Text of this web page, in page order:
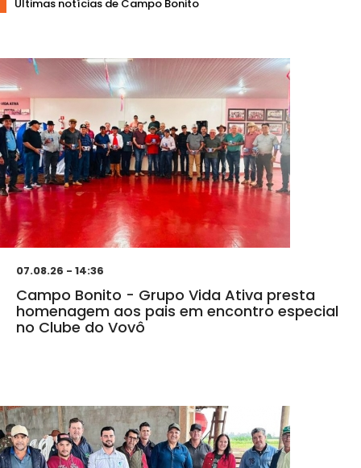
Ultimas notícias de Campo Bonito
07.08.26 - 14:36
Campo Bonito - Grupo Vida Ativa presta
homenagem aos pais em encontro especial
no Clube do Vovô